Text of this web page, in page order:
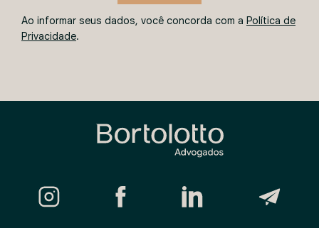
Ao informar seus dados, você concorda com a Política de
Privacidade.